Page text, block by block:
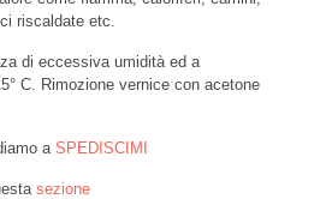
riscaldate etc.
di eccessiva umidità ed a
C. Rimozione vernice con acetone
a SPEDISCIMI
sezione